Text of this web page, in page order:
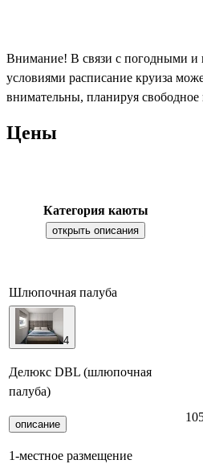
Внимание! В связи с погодными и
условиями расписание круиза
внимательны, планируя свободное
Цены
Категория каюты
открыть описания
Шлюпочная палуба
4
Делюкс DBL (шлюпочная
палуба)
описание
1-местное размещение